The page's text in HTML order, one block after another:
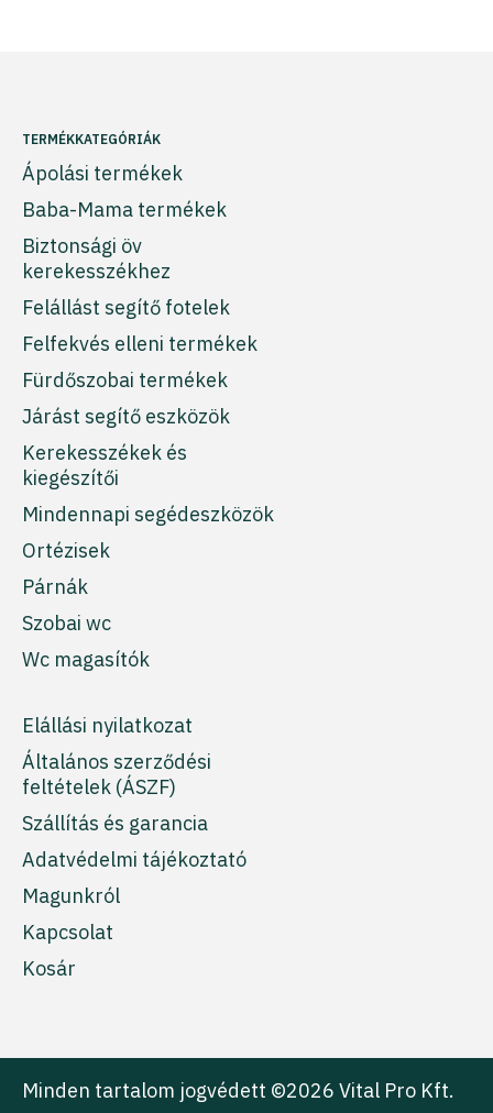
TERMÉKKATEGÓRIÁK
Ápolási termékek
Baba-Mama termékek
Biztonsági öv
kerekesszékhez
Felállást segítő fotelek
Felfekvés elleni termékek
Fürdőszobai termékek
Járást segítő eszközök
Kerekesszékek és
kiegészítői
Mindennapi segédeszközök
Ortézisek
Párnák
Szobai wc
Wc magasítók
Elállási nyilatkozat
Általános szerződési
feltételek (ÁSZF)
Szállítás és garancia
Adatvédelmi tájékoztató
Magunkról
Kapcsolat
Kosár
Minden tartalom jogvédett ©2026 Vital Pro Kft.